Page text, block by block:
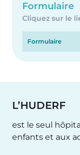
Formulaire
Cliquez sur le
Formulaire
L’HUDERF
est le seul
enfants et aux